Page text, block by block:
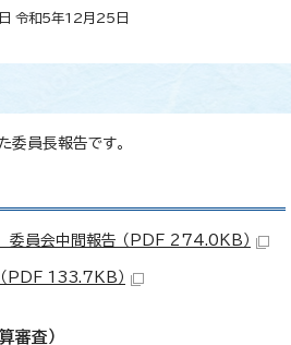
令和5年12月25日
委員長報告です。
員会中間報告 （PDF 274.0KB）
PDF 133.7KB）
審査）